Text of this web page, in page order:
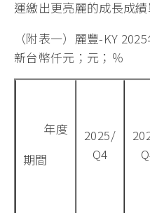
運繳出更亮麗的成長成績
（附表一）麗豐-KY
新台幣仟元；元；％
年度
期間
2025/
Q4